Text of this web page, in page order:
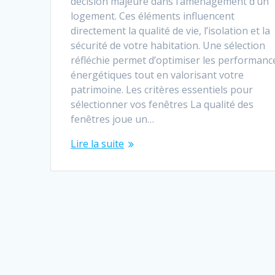
logement. Ces éléments influencent
directement la qualité de vie, l’isolation et la
sécurité de votre habitation. Une sélection
réfléchie permet d’optimiser les
énergétiques tout en valorisant votre
patrimoine. Les critères essentiels pour
sélectionner vos fenêtres La qualité des
fenêtres joue un…
Lire la suite